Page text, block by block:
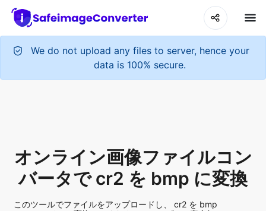
We do not upload any files to server, hence your
data is 100% secure.
このツールでファイルをアップロードし、 cr2 を bmp
にオンラインで変換してください。シンプルで完全無
料！